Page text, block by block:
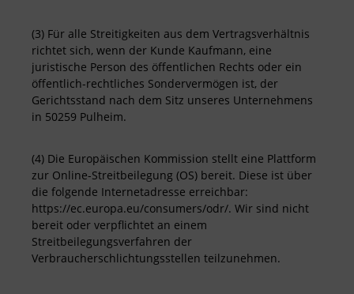
(3) Für alle Streitigkeiten aus dem Vertragsverhältnis
richtet sich, wenn der Kunde Kaufmann, eine
juristische Person des öffentlichen Rechts oder ein
öffentlich-rechtliches Sondervermögen ist, der
Gerichtsstand nach dem Sitz unseres Unternehmens
in 50259 Pulheim.
(4) Die Europäischen Kommission stellt eine Plattform
zur Online-Streitbeilegung (OS) bereit. Diese ist über
die folgende Internetadresse erreichbar:
https://ec.europa.eu/consumers/odr/. Wir sind nicht
bereit oder verpflichtet an einem
Streitbeilegungsverfahren der
Verbraucherschlichtungsstellen teilzunehmen.